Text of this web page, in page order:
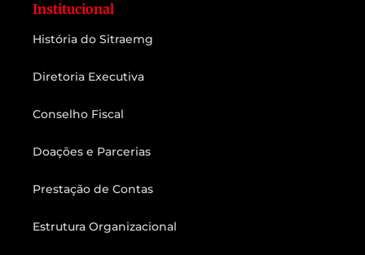
Institucional
História do Sitraemg
Diretoria Executiva
Conselho Fiscal
Doações e Parcerias
Prestação de Contas
Estrutura Organizacional